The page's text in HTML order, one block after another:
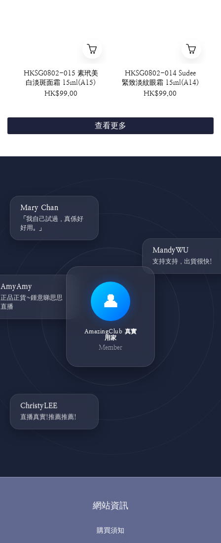
HKSG0802-015 素玳美
白淡斑面霜 15ml(A15)
HK$99.00
HKSG0802-014 Sudee
緊致淡紋眼霜 15ml(A14)
HK$99.00
查看更多
👤
AmazingClub 真實
用家
Member
Mary Chan
「我自己試過，真係好
好用。」
AmyAmy
正品正貨~鍾意睇思思
直播
MandyWU
支持支持，出貨很快!
ChristyLEE
直播真實!推薦推薦!
網站資訊
購買須知